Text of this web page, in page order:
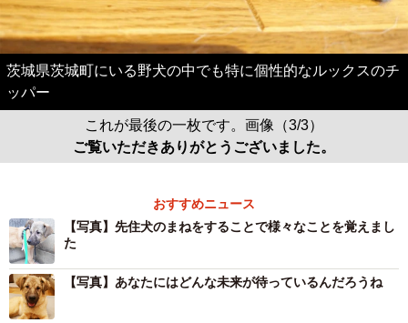
茨城県茨城町にいる野犬の中でも特に個性的なルックスのチ
ッパー
これが最後の一枚です。画像（3/3）
ご覧いただきありがとうございました。
おすすめニュース
【写真】先住犬のまねをすることで様々なことを覚えまし
た
【写真】あなたにはどんな未来が待っているんだろうね